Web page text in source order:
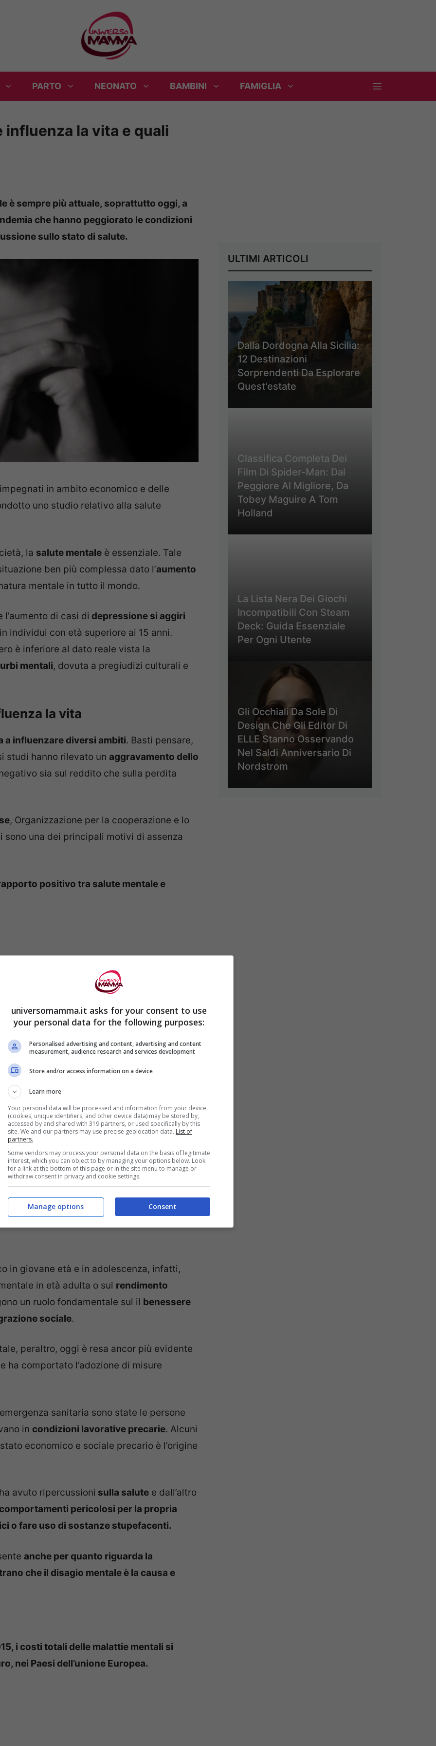
PARTO NEONATO BAMBINI FAMIGLIA
influenza la vita e quali
è sempre più attuale, soprattutto oggi, a
che hanno peggiorato le condizioni
sullo stato di salute.
in ambito economico e delle
uno studio relativo alla salute
la salute mentale è essenziale. Tale
ben più complessa dato l’aumento
mentale in tutto il mondo.
di casi di depressione si aggiri
individui con età superiore ai 15 anni.
è inferiore al dato reale vista la
mentali, dovuta a pregiudizi culturali e
la vita
a influenzare diversi ambiti. Basti pensare,
studi hanno rilevato un aggravamento dello
sia sul reddito che sulla perdita
, Organizzazione per la cooperazione e lo
una dei principali motivi di assenza
positivo tra salute mentale e
e duraturo ha uneffetto positivosulla
, ossia il fenomeno a causa del qualele
finiscono con avere conseguenze anche
“PREVISTA” DAI DENTI DA LATTE
in giovane età e in adolescenza, infatti,
in età adulta o sul rendimento
un ruolo fondamentale sul il benessere
sociale.
peraltro, oggi è resa ancor più evidente
ha comportato l’adozione di misure
sanitaria sono state le persone
in condizioni lavorative precarie. Alcuni
economico e sociale precario è l’origine
avuto ripercussioni sulla salute e dall’altro
comportamenti pericolosi per la propria
o fare uso di sostanze stupefacenti.
anche per quanto riguarda la
che il disagio mentale è la causa e
i costi totali delle malattie mentali si
nei Paesi dell’unione Europea.
ULTIMI ARTICOLI
Dalla Dordogna Alla Sicilia:
12 Destinazioni
Sorprendenti Da Esplorare
Quest’estate
Classifica Completa Dei
Film Di Spider-Man: Dal
Peggiore Al Migliore, Da
Tobey Maguire A Tom
Holland
La Lista Nera Dei Giochi
Incompatibili Con Steam
Deck: Guida Essenziale
Per Ogni Utente
Gli Occhiali Da Sole Di
Design Che Gli Editor Di
ELLE Stanno Osservando
Nel Saldi Anniversario Di
Nordstrom
universomamma.it asks for your consent to use
your personal data for the following purposes:
Personalised advertising and content, advertising and content
measurement, audience research and services development
Store and/or access information on a device
Learn more
Your personal data will be processed and information from your device
(cookies, unique identifiers, and other device data) may be stored by,
accessed by and shared with 319 partners, or used specifically by this
site. We and our partners may use precise geolocation data. List of
partners.
Some vendors may process your personal data on the basis of legitimate
interest, which you can object to by managing your options below. Look
for a link at the bottom of this page or in the site menu to manage or
withdraw consent in privacy and cookie settings.
Consent
Manage options